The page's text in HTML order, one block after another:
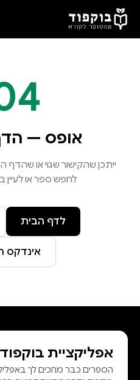
דלג לתוכן הראשי
אופס —
ייתכן שהקישור שגוי או
לחפש ספר או לעיין
לדף הבית
אינדקס
אפליקציית בוקפוד
הספרים כבר מחכים לך